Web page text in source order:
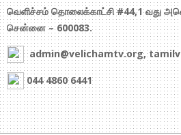
வெளிச்சம் தொலைக்காட்சி #44,1 வது
சென்னை – 600083.
admin@velichamtv.org,
044 4860 6441